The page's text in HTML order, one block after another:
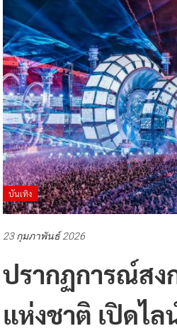
บันเทิง
23 กุมภาพันธ์ 2026
ปรากฏการณ์สง
แห่งชาติ เปิดไล